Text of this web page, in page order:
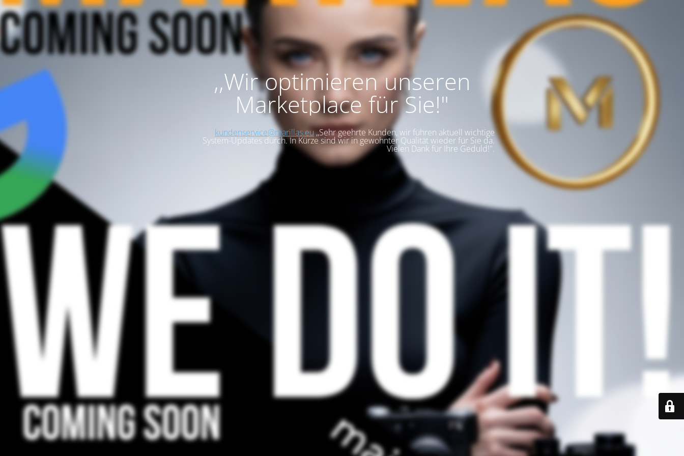
,,Wir optimieren unseren
Marketplace für Sie!"
kundenservice@marillas.eu,,Sehr geehrte Kunden, wir führen aktuell wichtige
System-Updates durch. In Kürze sind wir in gewohnter Qualität wieder für Sie da.
Vielen Dank für Ihre Geduld!".